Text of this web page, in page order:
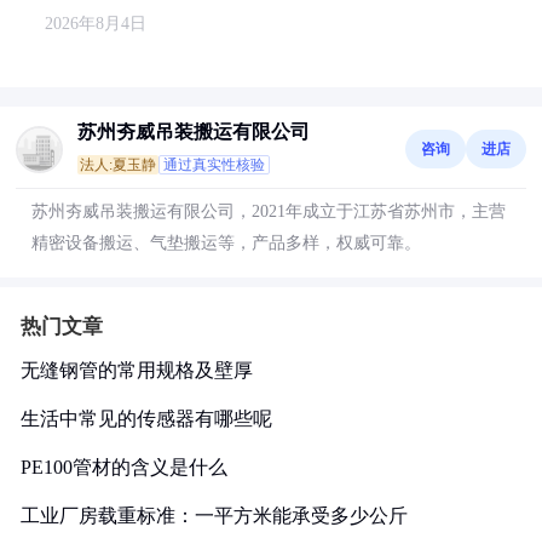
2026年8月4日
苏州夯威吊装搬运有限公司
法人:夏玉静 通过真实性核验
咨询 进店
苏州夯威吊装搬运有限公司，2021年成立于江苏省苏州市，主营
精密设备搬运、气垫搬运等，产品多样，权威可靠。
热门文章
无缝钢管的常用规格及壁厚
生活中常见的传感器有哪些呢
PE100管材的含义是什么
工业厂房载重标准：一平方米能承受多少公斤